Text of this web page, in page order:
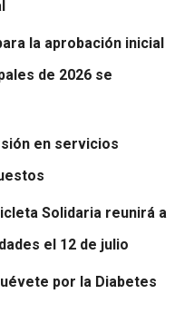
la aprobación inicial
de 2026 se
en servicios
Solidaria reunirá a
el 12 de julio
por la Diabetes